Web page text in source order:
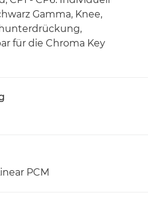
Gamma, Knee,
für die Chroma Key
PCM